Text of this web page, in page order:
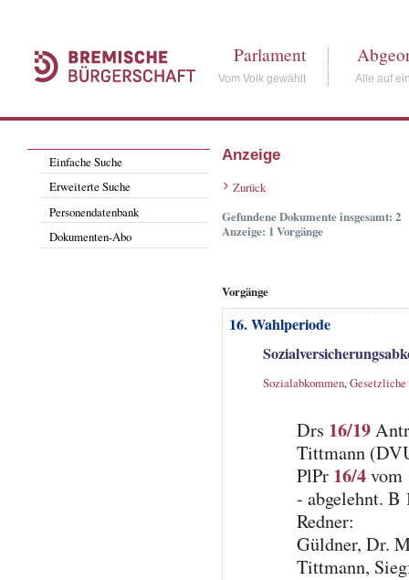
Parlament
Vom Volk gewählt Alle auf
Einfache Suche
Erweiterte Suche
Personendatenbank
Dokumenten-Abo
Anzeige
Zurück
Gefundene Dokumente insgesamt: 2
Anzeige: 1 Vorgänge
Vorgänge
16. Wahlperiode
Sozialabkommen,Gesetzliche
Drs 16/19
Tittmann
PlPr 16/4vom
- abgelehnt. B
Redner:
Güldner, Dr.
Tittmann,